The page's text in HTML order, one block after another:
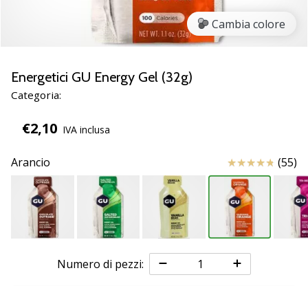
Weplayvolleyball
un
fanatico
della
come
Unisciti
noi
come
marchio
Ambassador.
11. 8. 2022
Cambia colore
Energetici GU Energy Gel (32g)
Categoria:
€2,10 IVA inclusa
Arancio Recensioni(55)
Numero di pezzi: